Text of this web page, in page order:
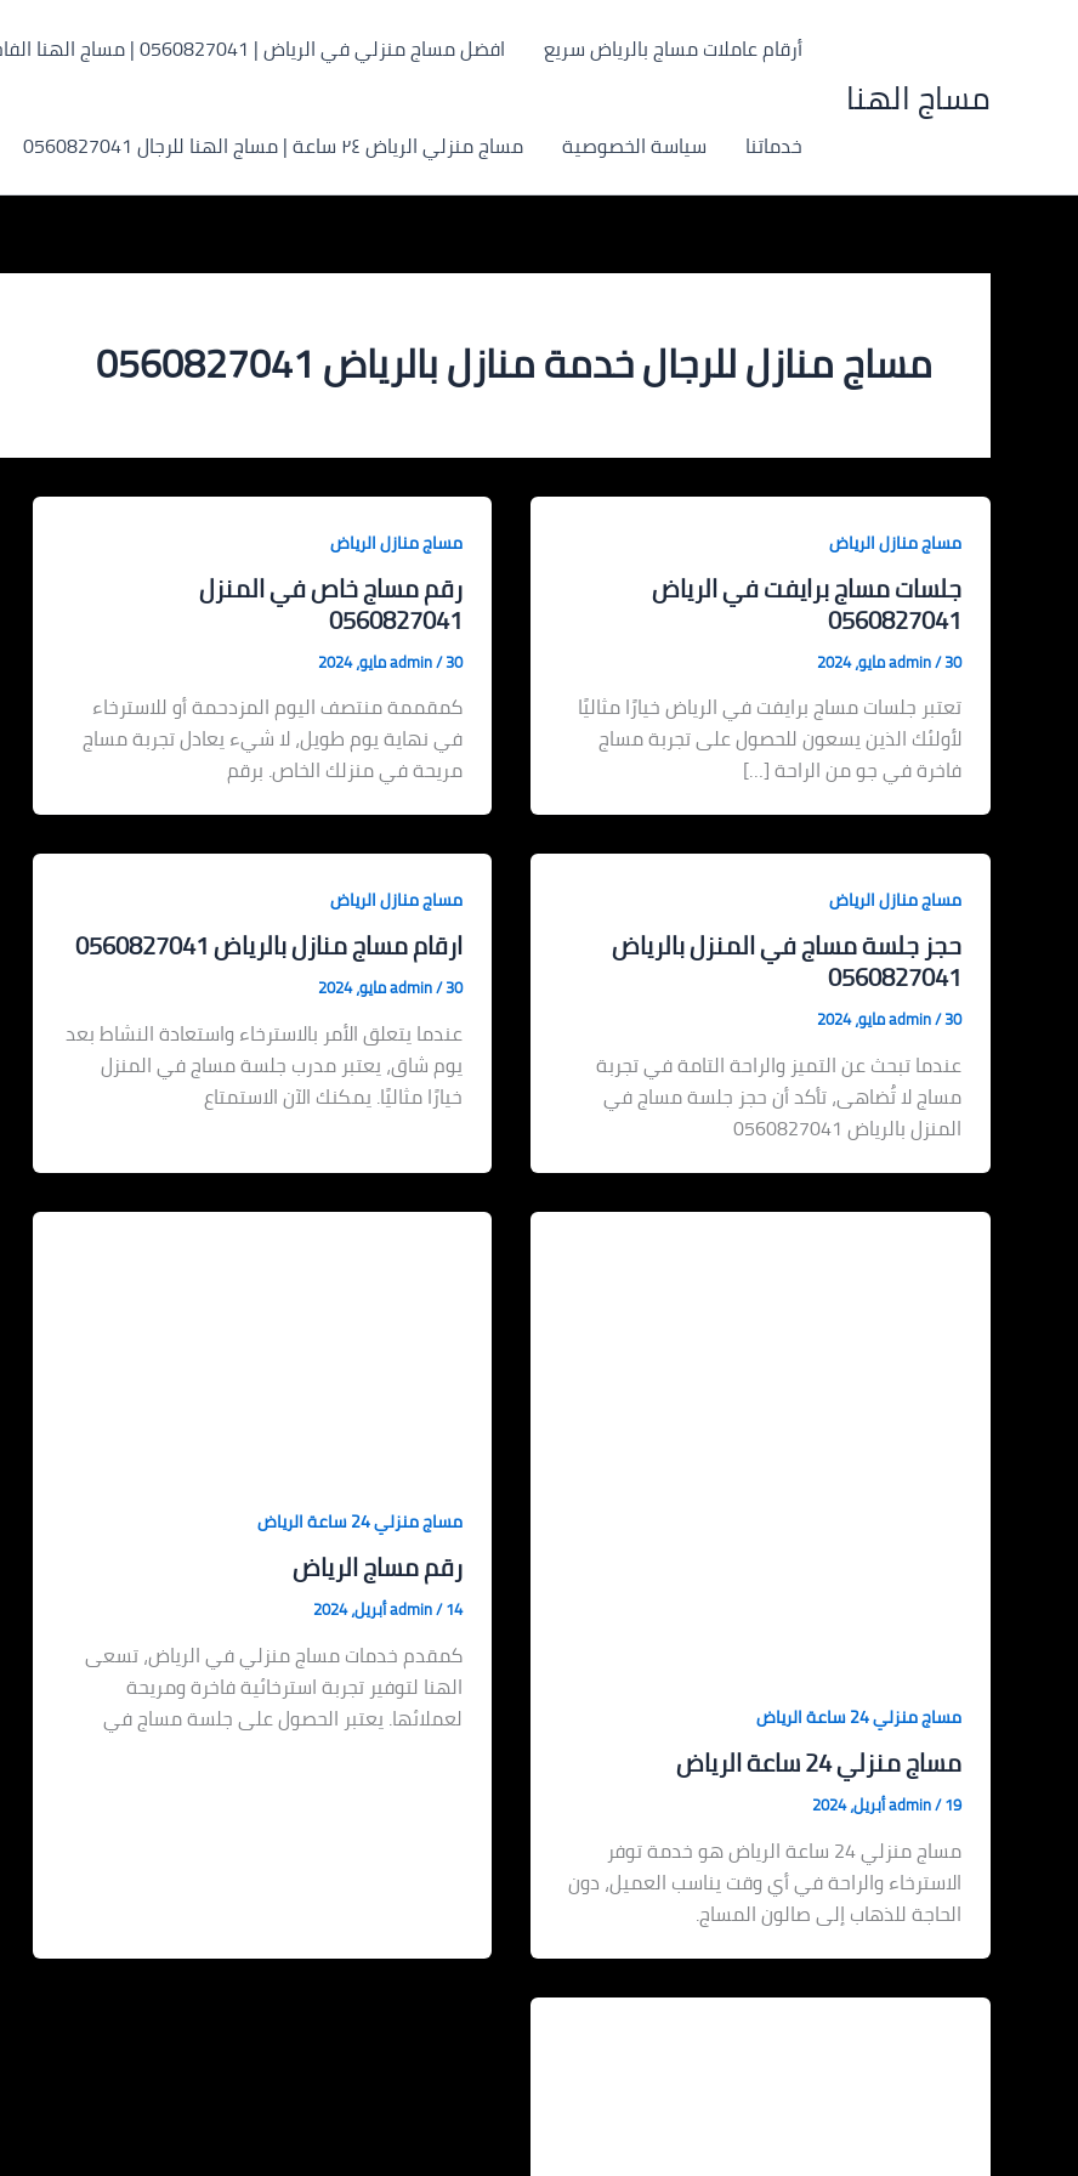
مساج الهنا
أرقام عاملات مساج بالرياض سريع افضل مساج منزلي في الرياض | 0560827041 | مساج الهنا الفاخر
خدماتنا سياسة الخصوصية مساج منزلي الرياض ٢٤ ساعة | مساج الهنا للرجال 0560827041
مساج منازل للرجال خدمة منازل بالرياض 0560827041
مساج منازل الرياض
جلسات مساج برايفت في الرياض
0560827041
admin/30 مايو، 2024
تعتبر جلسات مساج برايفت في الرياض خيارًا مثاليًا
لأولئك الذين يسعون للحصول على تجربة مساج
فاخرة في جو من الراحة […]
مساج منازل الرياض
رقم مساج خاص في المنزل
0560827041
admin/30 مايو، 2024
كمقممة منتصف اليوم المزدحمة أو للاسترخاء
في نهاية يوم طويل، لا شيء يعادل تجربة مساج
مريحة في منزلك الخاص. برقم
مساج منازل الرياض
حجز جلسة مساج في المنزل بالرياض
0560827041
admin/30 مايو، 2024
عندما تبحث عن التميز والراحة التامة في تجربة
مساج لا تُضاهى، تأكد أن حجز جلسة مساج في
المنزل بالرياض 0560827041
مساج منازل الرياض
ارقام مساج منازل بالرياض 0560827041
admin/30 مايو، 2024
عندما يتعلق الأمر بالاسترخاء واستعادة النشاط بعد
يوم شاق، يعتبر مدرب جلسة مساج في المنزل
خيارًا مثاليًا. يمكنك الآن الاستمتاع
مساج منزلي 24 ساعة الرياض
مساج منزلي 24 ساعة الرياض
admin/19 أبريل، 2024
مساج منزلي 24 ساعة الرياض هو خدمة توفر
الاسترخاء والراحة في أي وقت يناسب العميل، دون
الحاجة للذهاب إلى صالون المساج.
مساج منزلي 24 ساعة الرياض
رقم مساج الرياض
admin/14 أبريل، 2024
كمقدم خدمات مساج منزلي في الرياض، تسعى
الهنا لتوفير تجربة استرخائية فاخرة ومريحة
لعملائها. يعتبر الحصول على جلسة مساج في